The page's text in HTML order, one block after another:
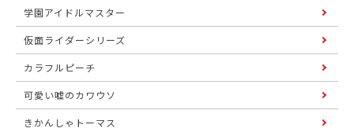
学園アイドルマスター
仮面ライダーシリーズ
カラフルピーチ
可愛い嘘のカワウソ
きかんしゃトーマス